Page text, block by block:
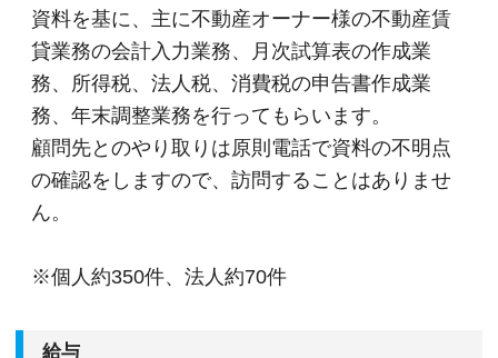
資料を基に、主に不動産オーナー様の不動産賃
貸業務の会計入力業務、月次試算表の作成業
務、所得税、法人税、消費税の申告書作成業
務、年末調整業務を行ってもらいます。
顧問先とのやり取りは原則電話で資料の不明点
の確認をしますので、訪問することはありませ
ん。
※個人約350件、法人約70件
給与